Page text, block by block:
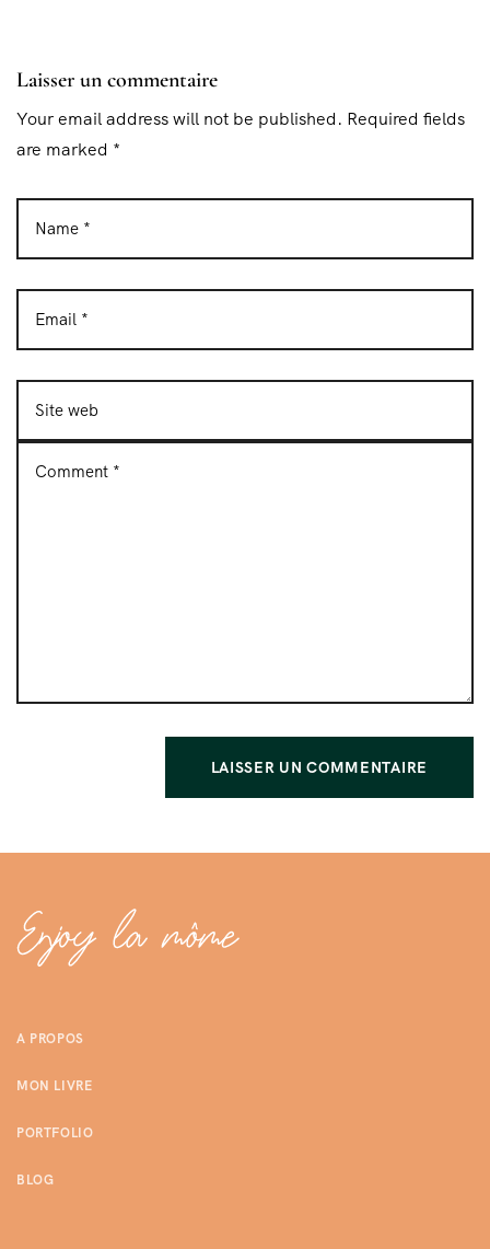
Laisser un commentaire
Your email address will not be published. Required fields
are marked *
A PROPOS
MON LIVRE
PORTFOLIO
BLOG